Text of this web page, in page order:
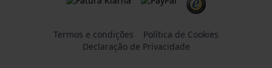
Termos e condições
Política de Cookies
Declaração de Privacidade